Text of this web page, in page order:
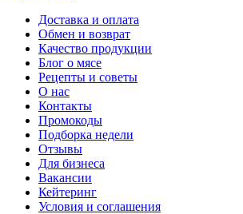
Доставка и оплата
Обмен и возврат
Качество продукции
Блог о мясе
Рецепты и советы
О нас
Контакты
Промокоды
Подборка недели
Отзывы
Для бизнеса
Вакансии
Кейтеринг
Условия и соглашения